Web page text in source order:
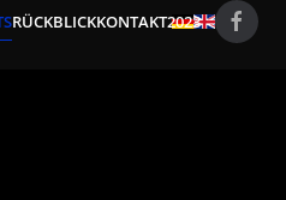
RÜCKBLICKKONTAKT2023